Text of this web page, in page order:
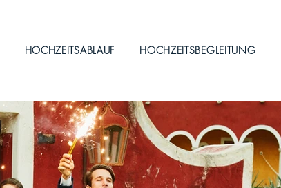
HOCHZEITSABLAUF HOCHZEITSBEGLEITUNG